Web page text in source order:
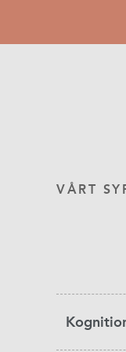
huvudinnehåll
Main
VÅRT